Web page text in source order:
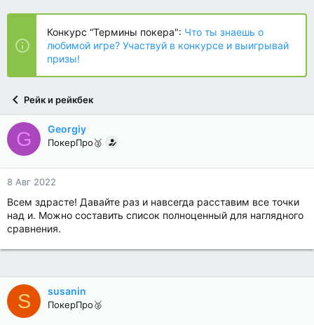
е
ы
ч
л
а
Конкурс “Термины покера": Что ты знаешь о
любимой игре? Участвуй в конкурсе и выигрывай
призы!
Рейк и рейкбек
G Georgiy
ПокерПро🥈
8 Авг 2022
Всем здрасте! Давайте раз и навсегда расставим все точки
над и. Можно составить список полноценный для наглядного
сравнения.
S susanin
ПокерПро🥈